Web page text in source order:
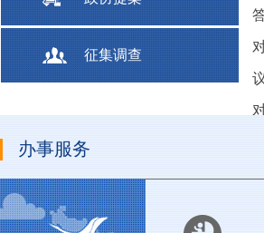
征集调查
办事服务